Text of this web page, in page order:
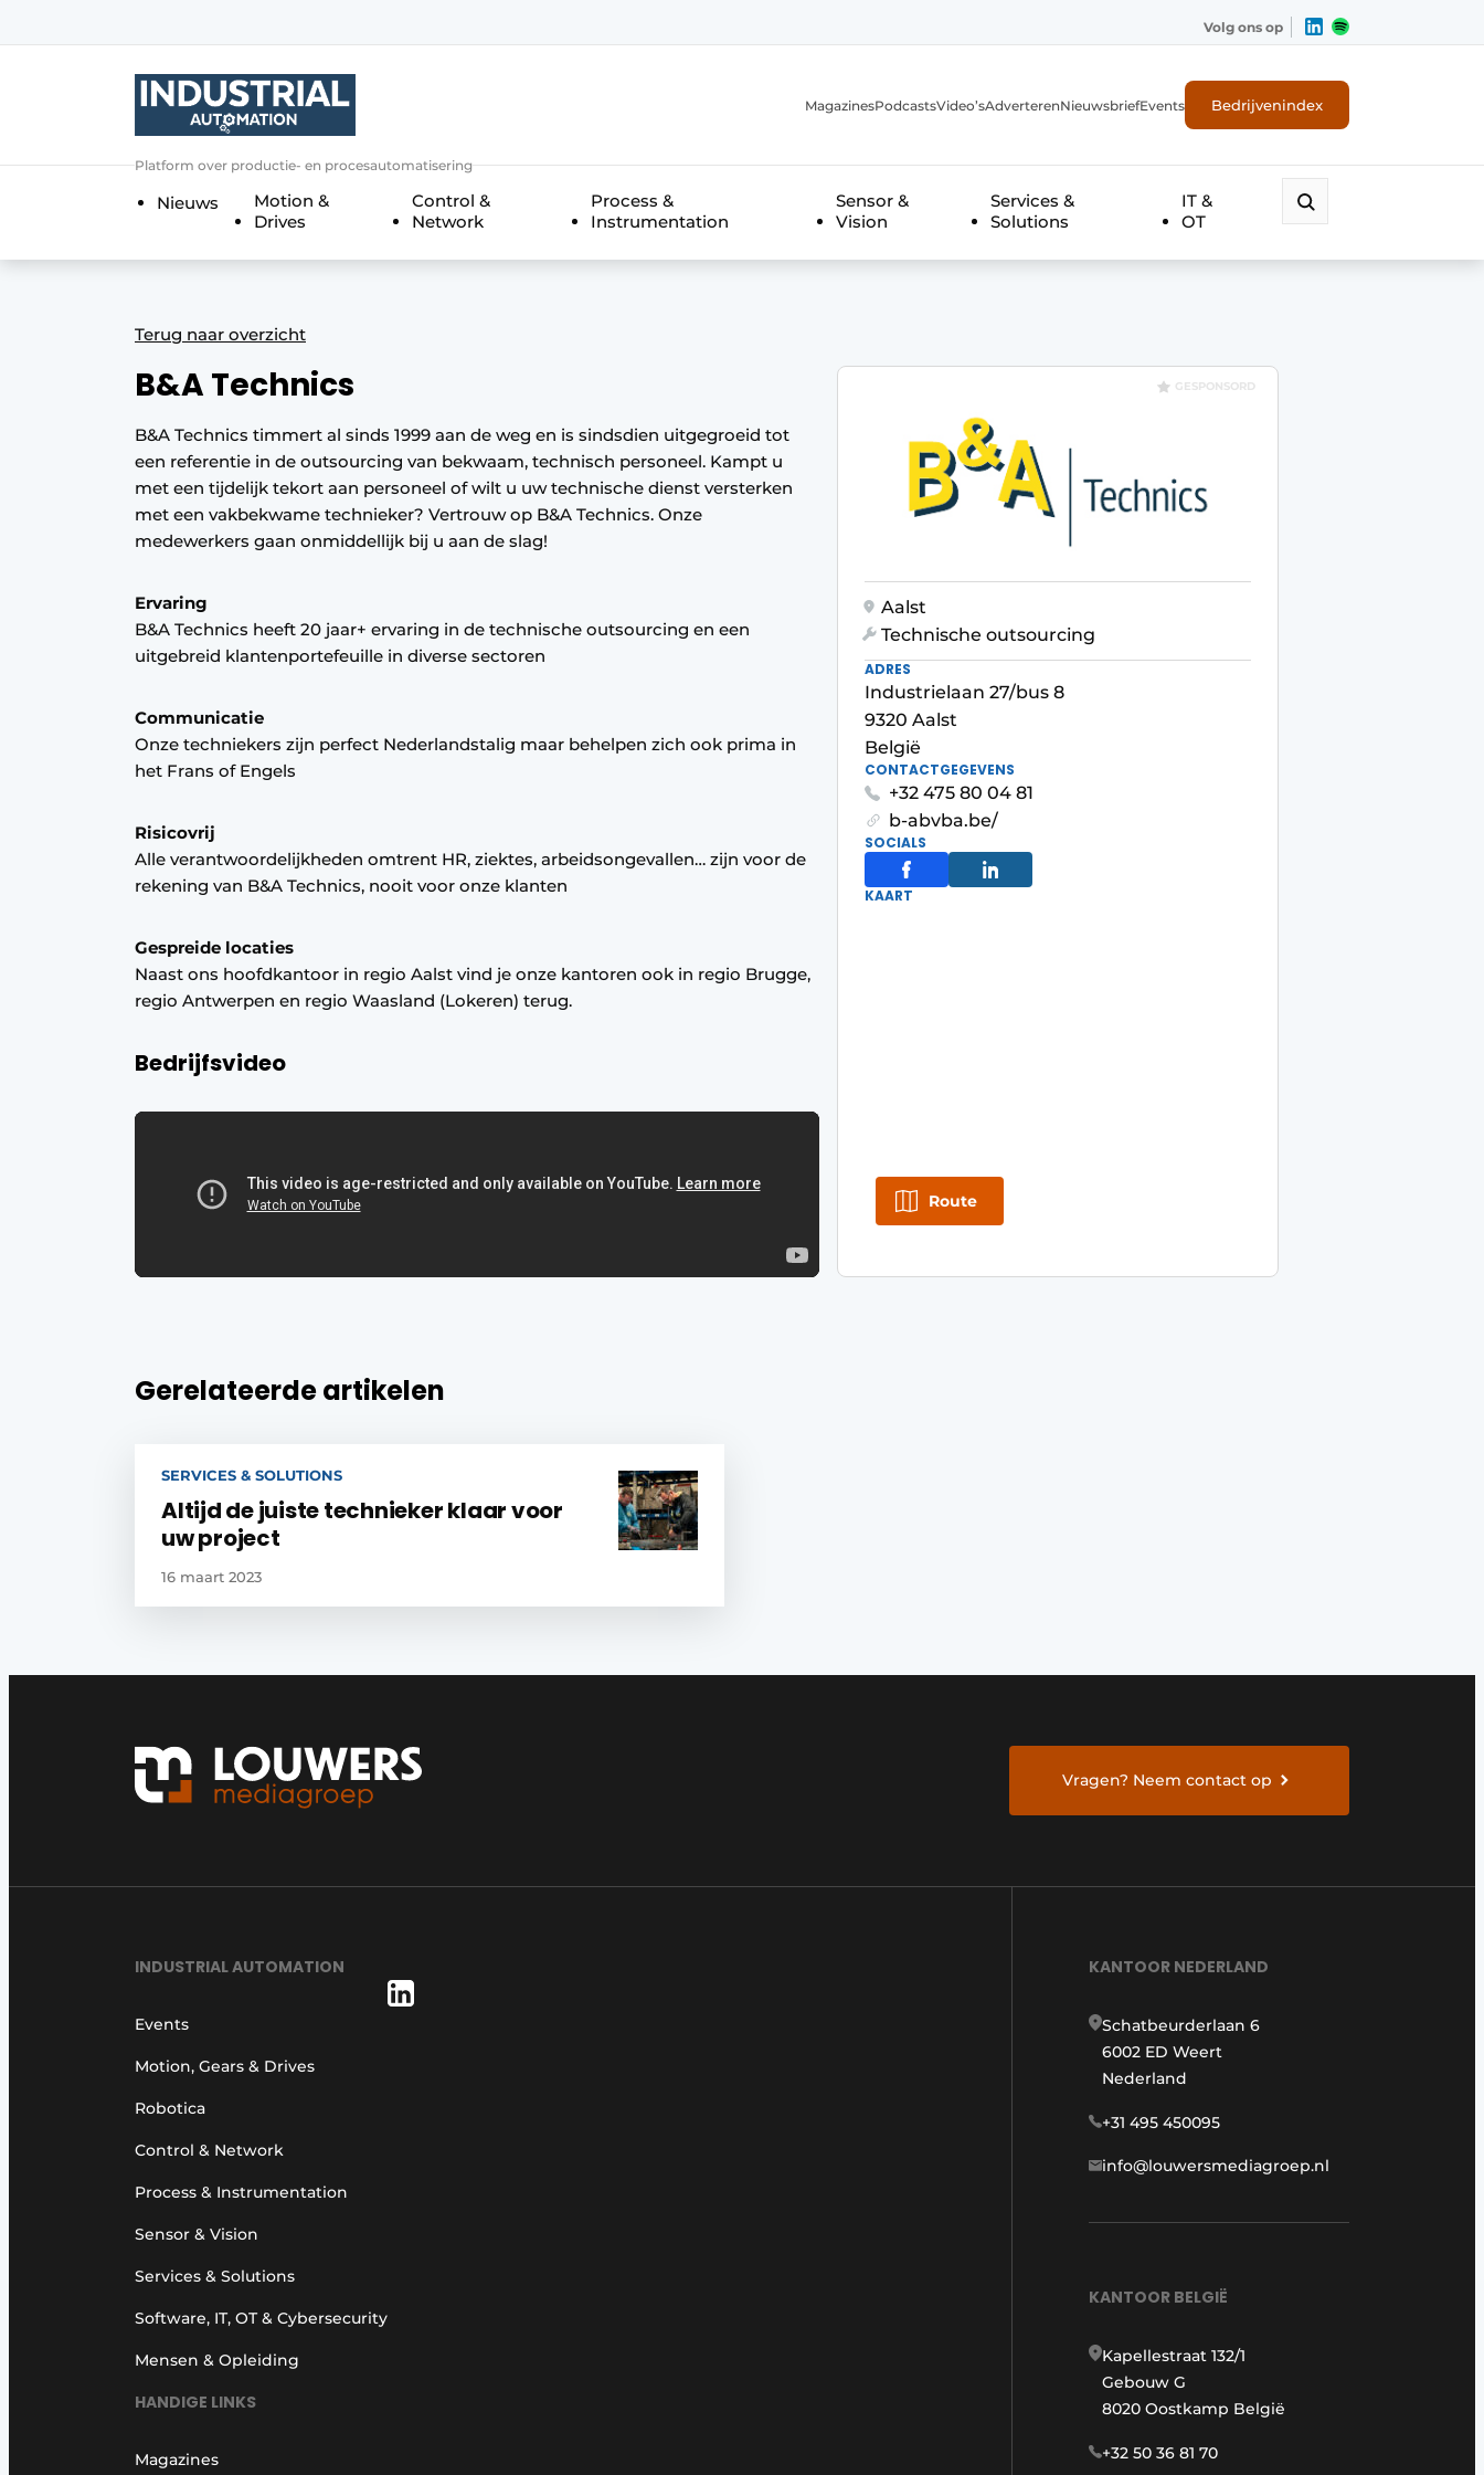
Algemene voorwaarden
Contact
Direct contact
Evenement aanmelden
Home
Nieuwsbrief
Podcasts
Privacy / Cookie statement
Vacature aanmelden
Video’s
Volg ons op
Platform over productie- en procesautomatisering
MagazinesPodcastsVideo’sAdverterenNieuwsbriefEvents Bedrijvenindex
Nieuws
Motion &
Drives
Control &
Network
Process &
Instrumentation
Sensor &
Vision
Services &
Solutions
IT &
OT
Terug naar overzicht
B&A Technics
B&A Technics timmert al sinds 1999 aan de weg en is sindsdien uitgegroeid tot
een referentie in de outsourcing van bekwaam, technisch personeel. Kampt u
met een tijdelijk tekort aan personeel of wilt u uw technische dienst versterken
met een vakbekwame technieker? Vertrouw op B&A Technics. Onze
medewerkers gaan onmiddellijk bij u aan de slag!
Ervaring
B&A Technics heeft 20 jaar+ ervaring in de technische outsourcing en een
uitgebreid klantenportefeuille in diverse sectoren
Communicatie
Onze techniekers zijn perfect Nederlandstalig maar behelpen zich ook prima in
het Frans of Engels
Risicovrij
Alle verantwoordelijkheden omtrent HR, ziektes, arbeidsongevallen… zijn voor de
rekening van B&A Technics, nooit voor onze klanten
Gespreide locaties
Naast ons hoofdkantoor in regio Aalst vind je onze kantoren ook in regio Brugge,
regio Antwerpen en regio Waasland (Lokeren) terug.
Bedrijfsvideo
GESPONSORD
Aalst
Technische outsourcing
ADRES
Industrielaan 27/bus 8
9320 Aalst
België
CONTACTGEGEVENS
+32 475 80 04 81
b-abvba.be/
SOCIALS
KAART
Route
Gerelateerde artikelen
SERVICES & SOLUTIONS
Altijd de juiste technieker klaar voor
uw project
16 maart 2023
Vragen? Neem contact op
INDUSTRIAL AUTOMATION
Events
Motion, Gears & Drives
Robotica
Control & Network
Process & Instrumentation
Sensor & Vision
Services & Solutions
Software, IT, OT & Cybersecurity
Mensen & Opleiding
HANDIGE LINKS
Magazines
KANTOOR NEDERLAND
Schatbeurderlaan 6
6002 ED Weert
Nederland
+31 495 450095
info@louwersmediagroep.nl
KANTOOR BELGIË
Kapellestraat 132/1
Gebouw G
8020 Oostkamp België
+32 50 36 81 70